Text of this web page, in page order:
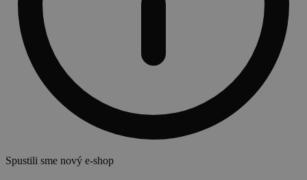
Spustili sme nový e-shop